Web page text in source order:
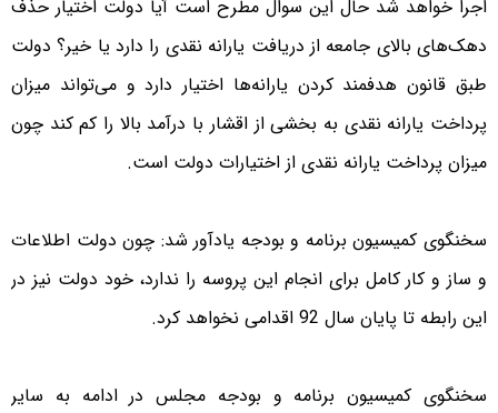
اجرا خواهد شد حال این سوال مطرح است آیا دولت اختیار حذف
دهک‌های بالای جامعه از دریافت یارانه نقدی را دارد یا خیر؟ دولت
طبق قانون هدفمند کردن یارانه‌ها اختیار دارد و می‌تواند میزان
پرداخت یارانه نقدی به بخشی از اقشار با درآمد بالا را کم کند چون
میزان پرداخت یارانه نقدی از اختیارات دولت است.
سخنگوی کمیسیون برنامه و بودجه یادآور شد: چون دولت اطلاعات
و ساز و کار کامل برای انجام این پروسه را ندارد، خود دولت نیز در
این رابطه تا پایان سال 92 اقدامی نخواهد کرد.
سخنگوی کمیسیون برنامه و بودجه مجلس در ادامه به سایر